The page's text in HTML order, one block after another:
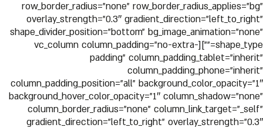
row_border_radius=”none” row_border_radius_applies=”bg”
overlay_strength=”0.3″ gradient_direction=”left_to_right”
shape_divider_position=”bottom” bg_image_animation=”none”
shape_type=””][vc_column column_padding=”no-extra-
padding” column_padding_tablet=”inherit”
column_padding_phone=”inherit”
column_padding_position=”all” background_color_opacity=”1″
background_hover_color_opacity=”1″ column_shadow=”none”
column_border_radius=”none” column_link_target=”_self”
gradient_direction=”left_to_right” overlay_strength=”0.3″